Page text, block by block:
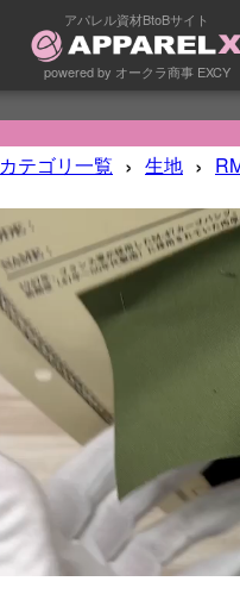
アパレル資材BtoBサイト
powered by オークラ商事 EXCY
カテゴリ一覧 › 生地 ›